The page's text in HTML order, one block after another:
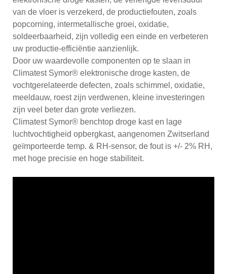
van de vloer is verzekerd, de productiefouten, zoals
popcorning, intermetallische groei, oxidatie,
soldeerbaarheid, zijn volledig een einde en verbeteren
uw productie-efficiëntie aanzienlijk.
Door uw waardevolle componenten op te slaan in
Climatest Symor® elektronische droge kasten, de
vochtgerelateerde defecten, zoals schimmel, oxidatie,
meeldauw, roest zijn verdwenen, kleine investeringen
zijn veel beter dan grote verliezen.
Climatest Symor® benchtop droge kast en lage
luchtvochtigheid opbergkast, aangenomen Zwitserland
geïmporteerde temp. & RH-sensor, de fout is +/- 2% RH,
met hoge precisie en hoge stabiliteit.